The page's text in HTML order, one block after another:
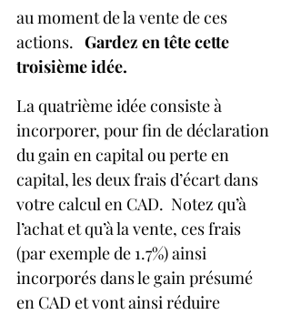
au moment de la vente de ces
actions. Gardez en tête cette
troisième idée.
La quatrième idée consiste à
incorporer, pour fin de déclaration
du gain en capital ou perte en
capital, les deux frais d’écart dans
votre calcul en CAD.  Notez qu’à
l’achat et qu’à la vente, ces frais
(par exemple de 1.7%) ainsi
incorporés dans le gain présumé
en CAD et vont ainsi réduire